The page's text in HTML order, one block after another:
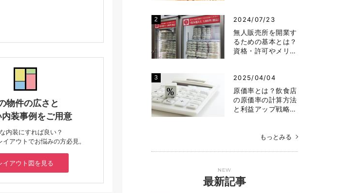
物件の広さと
装事例をご用意
内装にすれば良い？
アウトでお悩みの方必見。
イアウト図を見る
2024/07/23
無人販売所を開業す
るための基本とは？
資格・許可やメリ…
2025/04/04
原価率とは？飲食店
の原価率の計算方法
と利益アップ戦略…
もっとみる
NEW
最新記事